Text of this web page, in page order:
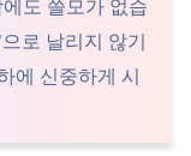
도 쓸모가 없습
로 날리지 않기
에 신중하게 시